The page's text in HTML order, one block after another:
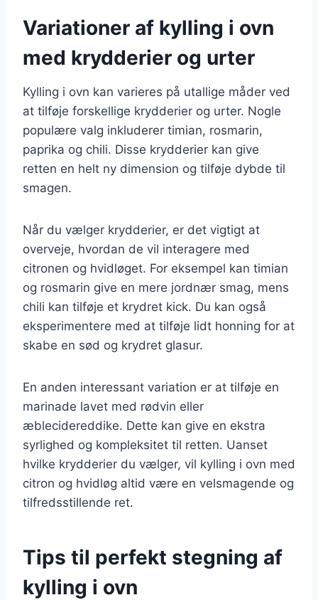
Variationer af kylling i ovn
med krydderier og urter
Kylling i ovn kan varieres på utallige måder ved
at tilføje forskellige krydderier og urter. Nogle
populære valg inkluderer timian, rosmarin,
paprika og chili. Disse krydderier kan give
retten en helt ny dimension og tilføje dybde til
smagen.
Når du vælger krydderier, er det vigtigt at
overveje, hvordan de vil interagere med
citronen og hvidløget. For eksempel kan timian
og rosmarin give en mere jordnær smag, mens
chili kan tilføje et krydret kick. Du kan også
eksperimentere med at tilføje lidt honning for at
skabe en sød og krydret glasur.
En anden interessant variation er at tilføje en
marinade lavet med rødvin eller
æblecidereddike. Dette kan give en ekstra
syrlighed og kompleksitet til retten. Uanset
hvilke krydderier du vælger, vil kylling i ovn med
citron og hvidløg altid være en velsmagende og
tilfredsstillende ret.
Tips til perfekt stegning af
kylling i ovn